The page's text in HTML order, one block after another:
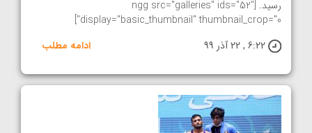
رسید. [ngg src="galleries" ids="52"
display="basic_thumbnail" thumbnail_crop="0"]
6:22 , 22 آذر 99
ادامه مطلب